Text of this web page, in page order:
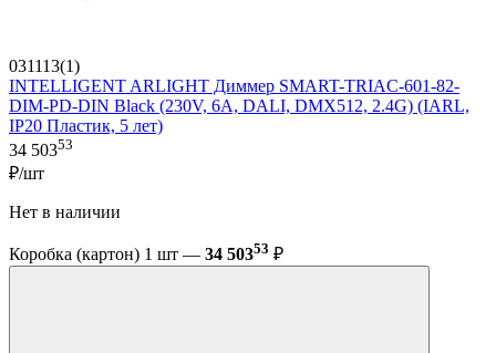
031113(1)
INTELLIGENT ARLIGHT Диммер SMART-TRIAC-601-82-
DIM-PD-DIN Black (230V, 6А, DALI, DMX512, 2.4G) (IARL,
IP20 Пластик, 5 лет)
34 50353
₽/шт
Нет в наличии
Коробка (картон) 1 шт — 34 50353 ₽